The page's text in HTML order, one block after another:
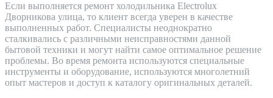
Если выполняется ремонт холодильника Electrolux
Дворникова улица, то клиент всегда уверен в качестве
выполненных работ. Специалисты неоднократно
сталкивались с различными неисправностями данной
бытовой техники и могут найти самое оптимальное решение
проблемы. Во время ремонта используются специальные
инструменты и оборудование, используются многолетний
опыт мастеров и доступ к каталогу оригинальных деталей.